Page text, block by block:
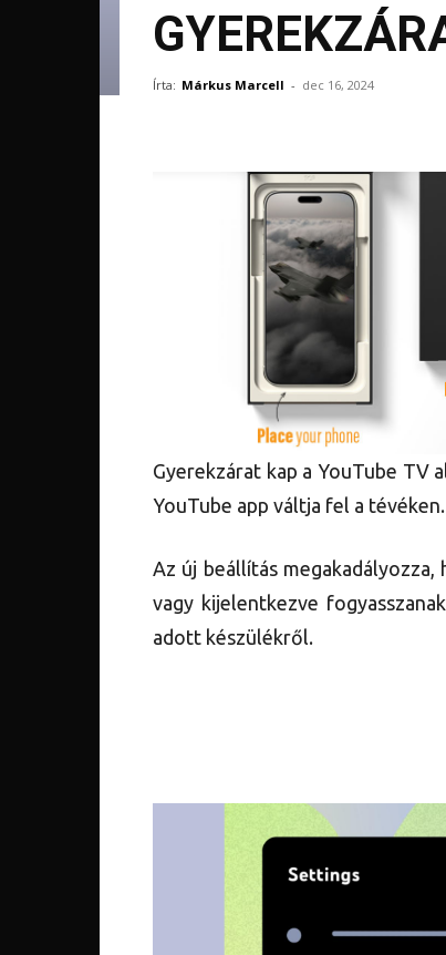
Írta: Márkus Marcell - dec 16, 2024
Gyerekzárat kap a YouTube TV
YouTube app váltja fel a tévéken.
Az új beállítás
vagy kijelentkezve
adott készülékről.